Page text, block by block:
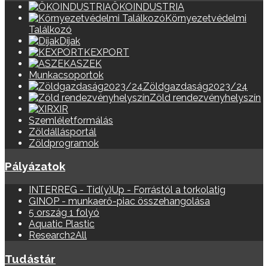
ÖKOINDUSTRIA
Környezetvédelmi
Találkozó
Díjak
KEXPORT
ASZEK
Munkacsoportok
Zöldgazdaság2023/24
Zöld rendezvényhelyszín
XIR
Szemléletformálás
Zöldállásportál
Zöldprogramok
Pályázatok
INTERREG - Tid(y)Up - Forrástól a torkolatig
GINOP - munkaerő-piac összehangolása
5 ország 1 folyó
Aquatic Plastic
Research2All
Tudástár